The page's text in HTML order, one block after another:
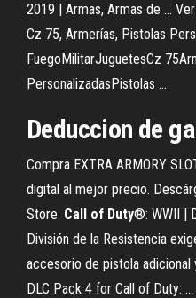
2019 | Armas, Armas de ...
Cz 75, Armerías, Pistolas
FuegoMilitarJuguetesCz
PersonalizadasPistolas ...
Deduccion de
Compra EXTRA ARMORY
digital al mejor precio.
Store. Call of Duty®: WWII |
División de la Resistencia
accesorio de pistola adicional
DLC Pack 4 for Call of Duty: ...